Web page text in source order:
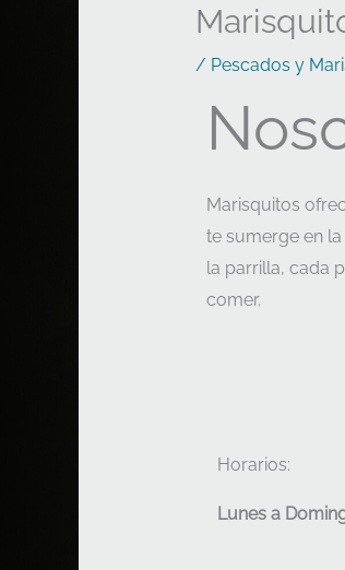
/ Pescados y
Marisquitos
te sumerge en
la parrilla, cada
comer.
Horarios:
Lunes a